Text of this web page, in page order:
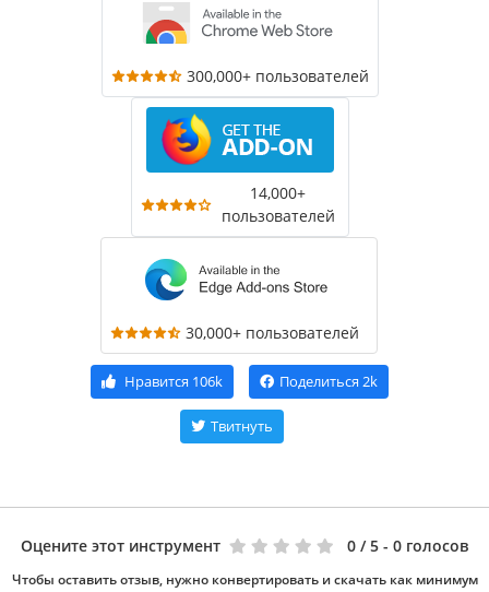
300,000+ пользователей
14,000+
пользователей
30,000+ пользователей
Нравится 106k Поделиться 2k
Твитнуть
Оцените этот инструмент 0 / 5 - 0 голосов
Чтобы оставить отзыв, нужно конвертировать и скачать как минимум